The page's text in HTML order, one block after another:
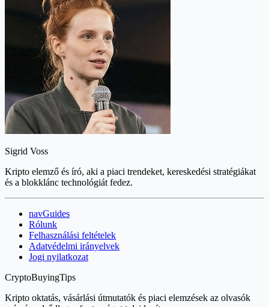
Sigrid Voss
Kripto elemző és író, aki a piaci trendeket, kereskedési stratégiákat
és a blokklánc technológiát fedez.
navGuides
Rólunk
Felhasználási feltételek
Adatvédelmi irányelvek
Jogi nyilatkozat
CryptoBuyingTips
Kripto oktatás, vásárlási útmutatók és piaci elemzések az olvasók